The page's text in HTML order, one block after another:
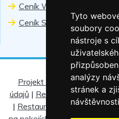
Tyto
soubory
nástroje s
analýzy
stránek a
Ceník Wellness
Ceník Sport
Projekt - fotovoltaické
údajů | Regionální slevové
| Restaurace Helios|Baby-